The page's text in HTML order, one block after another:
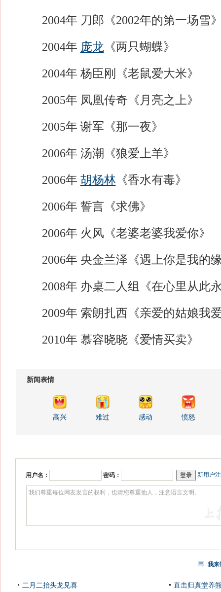
2004年 刀郎《2002年的第一场雪
2004年 庞龙 《两只蝴蝶》
2004年 杨臣刚《老鼠爱大米》
2005年 凤凰传奇《月亮之上》
2005年 谢军《那一夜》
2006年 汤潮《狼爱上羊》
2006年 胡杨林 《香水有毒》
2006年 誓言《求佛》
2006年 火风《老婆老婆我爱你》
2006年 央金兰泽《遇上你是我的
2008年 办桌二人组《在心里从此
2009年 索朗扎西《亲爱的姑娘我
2010年 慕容晓晓《爱情买卖》
新闻表情
高兴 难过 感动 愤怒
用户名： 密码： 新用户
我来
二月二抬头龙见喜 直击归真堂养